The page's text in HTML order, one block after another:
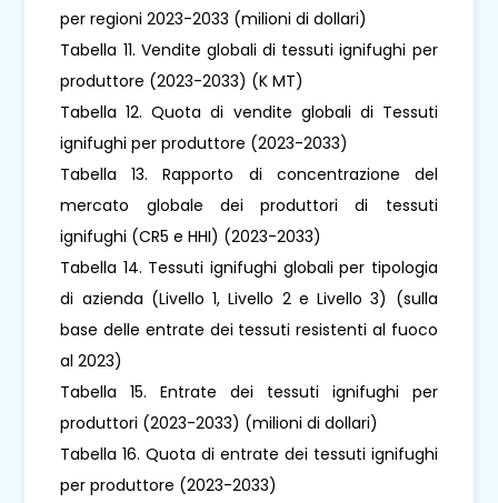
per regioni 2023-2033 (milioni di dollari)
Tabella 11. Vendite globali di tessuti ignifughi per
produttore (2023-2033) (K MT)
Tabella 12. Quota di vendite globali di Tessuti
ignifughi per produttore (2023-2033)
Tabella 13. Rapporto di concentrazione del
mercato globale dei produttori di tessuti
ignifughi (CR5 e HHI) (2023-2033)
Tabella 14. Tessuti ignifughi globali per tipologia
di azienda (Livello 1, Livello 2 e Livello 3) (sulla
base delle entrate dei tessuti resistenti al fuoco
al 2023)
Tabella 15. Entrate dei tessuti ignifughi per
produttori (2023-2033) (milioni di dollari)
Tabella 16. Quota di entrate dei tessuti ignifughi
per produttore (2023-2033)